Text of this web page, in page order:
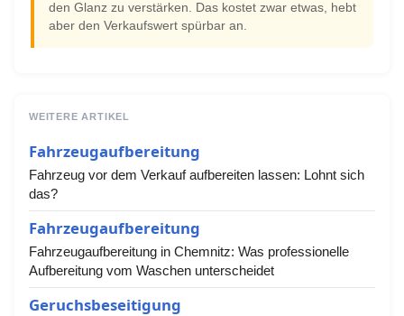
den Glanz zu verstärken. Das kostet zwar etwas, hebt
aber den Verkaufswert spürbar an.
WEITERE ARTIKEL
Fahrzeugaufbereitung
Fahrzeug vor dem Verkauf aufbereiten lassen: Lohnt sich
das?
Fahrzeugaufbereitung
Fahrzeugaufbereitung in Chemnitz: Was professionelle
Aufbereitung vom Waschen unterscheidet
Geruchsbeseitigung